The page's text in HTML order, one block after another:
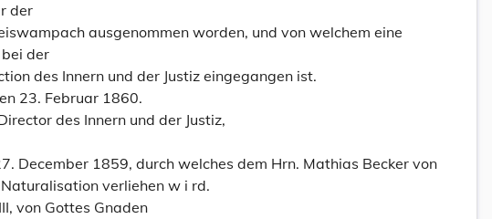
der
ausgenommen worden, und von welchem eine
der
des Innern und der Justiz eingegangen ist.
23. Februar 1860.
des Innern und der Justiz,
December 1859, durch welches dem Hrn. Mathias Becker von
verliehen w i rd.
von Gottes Gnaden